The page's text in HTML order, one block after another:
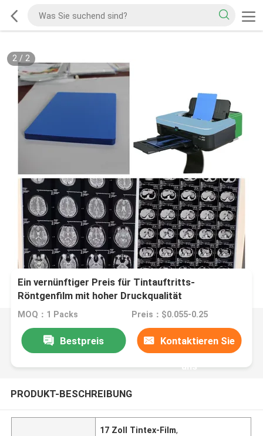
2/ 2
Ein vernünftiger Preis für Tintauftritts-
Röntgenfilm mit hoher Druckqualität
MOQ：1 Packs Preis：$0.055-0.25
Bestpreis Kontaktieren Sie
uns
PRODUKT-BESCHREIBUNG
17 Zoll Tintex-Film,